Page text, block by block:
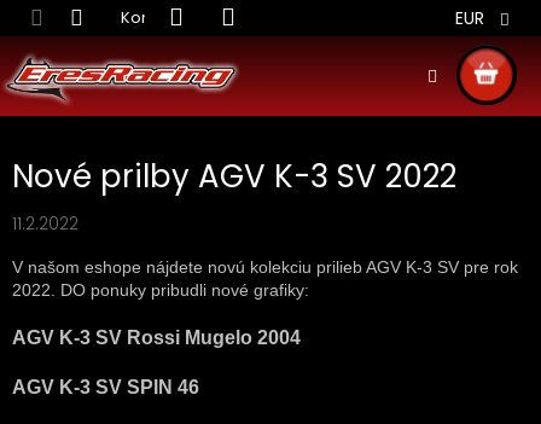
Prejsť
na
obsah
Kontakt Obchodné podmienky Doprava
EUR
KOŠÍK
Nové prilby AGV K-3 SV 2022
11.2.2022
V našom eshope nájdete novú kolekciu prilieb AGV K-3 SV pre rok
2022. DO ponuky pribudli nové grafiky:
AGV K-3 SV Rossi Mugelo 2004
AGV K-3 SV SPIN 46